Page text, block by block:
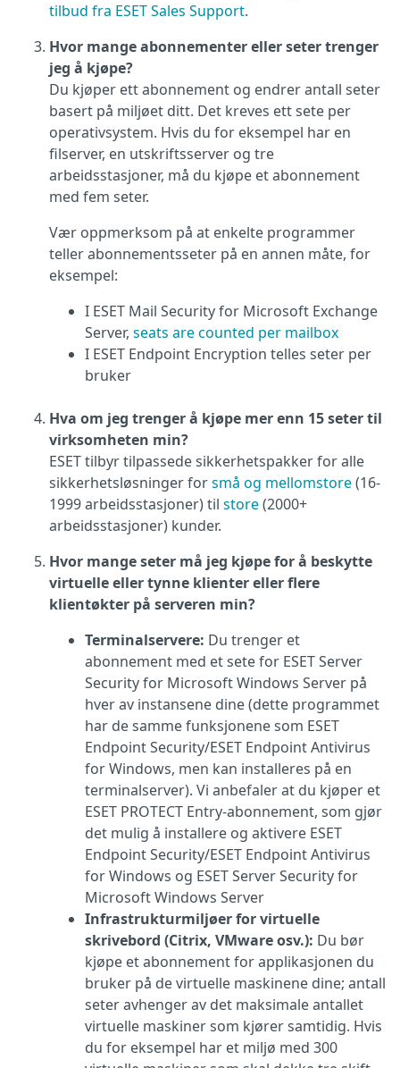
tilbud fra ESET Sales Support.
Hvor mange abonnementer eller seter trenger
jeg å kjøpe?
Du kjøper ett abonnement og endrer antall seter
basert på miljøet ditt. Det kreves ett sete per
operativsystem. Hvis du for eksempel har en
filserver, en utskriftsserver og tre
arbeidsstasjoner, må du kjøpe et abonnement
med fem seter.
Vær oppmerksom på at enkelte programmer
teller abonnementsseter på en annen måte, for
eksempel:
I ESET Mail Security for Microsoft Exchange
Server, seats are counted per mailbox
I ESET Endpoint Encryption telles seter per
bruker
Hva om jeg trenger å kjøpe mer enn 15 seter til
virksomheten min?
ESET tilbyr tilpassede sikkerhetspakker for alle
sikkerhetsløsninger forsmå og mellomstore(16-
1999 arbeidsstasjoner) til store(2000+
arbeidsstasjoner) kunder.
Hvor mange seter må jeg kjøpe for å beskytte
virtuelle eller tynne klienter eller flere
klientøkter på serveren min?
Terminalservere: Du trenger et
abonnement med et sete for ESET Server
Security for Microsoft Windows Server på
hver av instansene dine (dette programmet
har de samme funksjonene som ESET
Endpoint Security/ESET Endpoint Antivirus
for Windows, men kan installeres på en
terminalserver). Vi anbefaler at du kjøper et
ESET PROTECT Entry-abonnement, som gjør
det mulig å installere og aktivere ESET
Endpoint Security/ESET Endpoint Antivirus
for Windows og ESET Server Security for
Microsoft Windows Server
Infrastrukturmiljøer for virtuelle
skrivebord (Citrix, VMware osv.): Du bør
kjøpe et abonnement for applikasjonen du
bruker på de virtuelle maskinene dine; antall
seter avhenger av det maksimale antallet
virtuelle maskiner som kjører samtidig. Hvis
du for eksempel har et miljø med 300